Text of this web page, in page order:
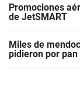
Promociones
de JetSMART
Miles de
pidieron por